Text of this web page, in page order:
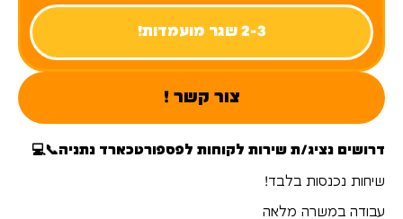
2-3 שגר מועמדות!
צור קשר !
דרושים נציג/ת שירות לקוחות לפספורטכארד נתניה📞💻
שיחות נכנסות בלבד!
עבודה במשרה מלאה